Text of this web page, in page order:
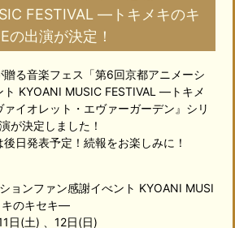
FESTIVAL ―トキメキのキ
出演が決定！
る音楽フェス「第6回京都アニメーシ
ト KYOANI MUSIC FESTIVAL ―トキメ
イオレット・エヴァーガーデン』シリ
が決定しました！
日発表予定！続報をお楽しみに！
ョンファン感謝イべント KYOANI MUSI
キのキセキ―
日(土) 、12日(日)